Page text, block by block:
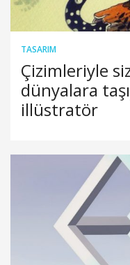
TASARIM
Çizimleriyle
dünyalara
illüstratör